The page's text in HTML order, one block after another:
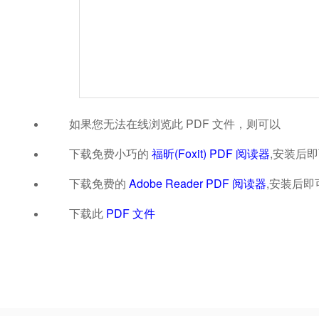
如果您无法在线浏览此 PDF 文件，则可以
下载免费小巧的 福昕(Foxit) PDF 阅读器,安装后
下载免费的 Adobe Reader PDF 阅读器,安装后
下载此 PDF 文件